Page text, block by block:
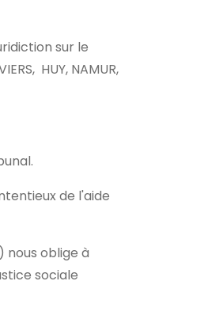
sur le
HUY, NAMUR,
de l'aide
nous oblige à
sociale